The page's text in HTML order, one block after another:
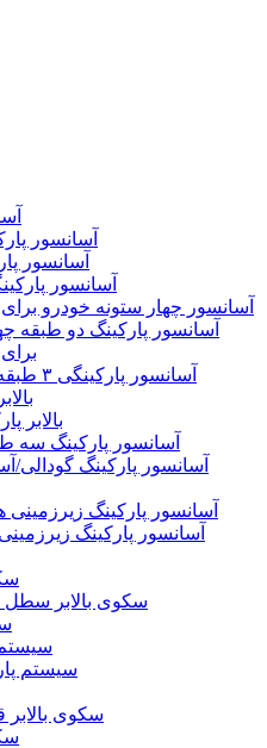
آسانسور
آسانسور
آسانسور
آسانسور چهار ستونه خودرو برای 2 خودرو
آسانسور پارکینگ دو طبقه
برای 4 خودرو
آسانسور پارکینگی ۳ طبقه ۴ طبقه
بالابر
آسانسور پارکینگ سه
آسانسور پارکینگ گودالی/
آسانسور پارکینگ زیرزمینی
آسانسور پارکینگ
سکوی بالابر سطل
سیستم
سیستم
سکوی بالابر